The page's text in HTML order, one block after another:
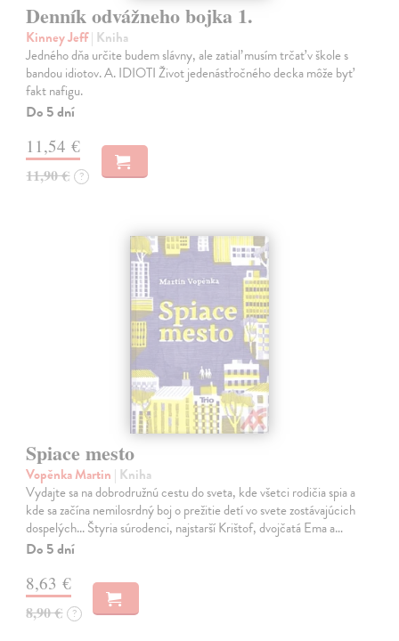
Denník odvážneho bojka 1.
Kinney Jeff| Kniha
Jedného dňa určite budem slávny, ale zatiaľ musím trčať v škole s
bandou idiotov. A. IDIOTI Život jedenásťročného decka môže byť
fakt nafigu.
Do 5 dní
11,54 €
11,90 € ?
Spiace mesto
Vopěnka Martin | Kniha
Vydajte sa na dobrodružnú cestu do sveta, kde všetci rodičia spia a
kde sa začína nemilosrdný boj o prežitie detí vo svete zostávajúcich
dospelých... Štyria súrodenci, najstarší Krištof, dvojčatá Ema a…
Do 5 dní
8,63 €
8,90 € ?